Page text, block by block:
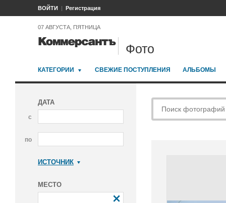
ВОЙТИ Регистрация
07 АВГУСТА, ПЯТНИЦА
Фото
КАТЕГОРИИ СВЕЖИЕ ПОСТУПЛЕНИЯ АЛЬБОМЫ
ДАТА
с
по
ИСТОЧНИК
МЕСТО